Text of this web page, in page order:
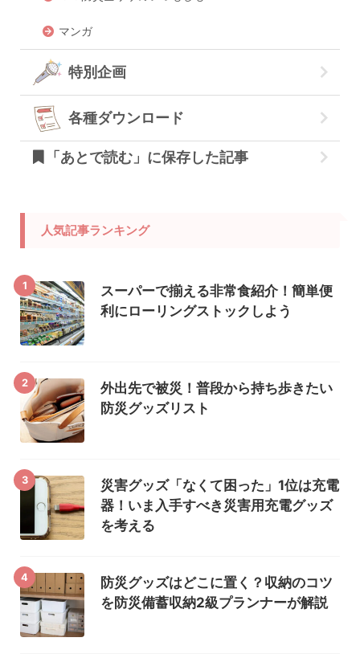
マンガ
特別企画
各種ダウンロード
「あとで読む」に保存した記事
人気記事ランキング
1
スーパーで揃える非常食紹介！簡単便
利にローリングストックしよう
2
外出先で被災！普段から持ち歩きたい
防災グッズリスト
3
災害グッズ「なくて困った」1位は充電
器！いま入手すべき災害用充電グッズ
を考える
4
防災グッズはどこに置く？収納のコツ
を防災備蓄収納2級プランナーが解説